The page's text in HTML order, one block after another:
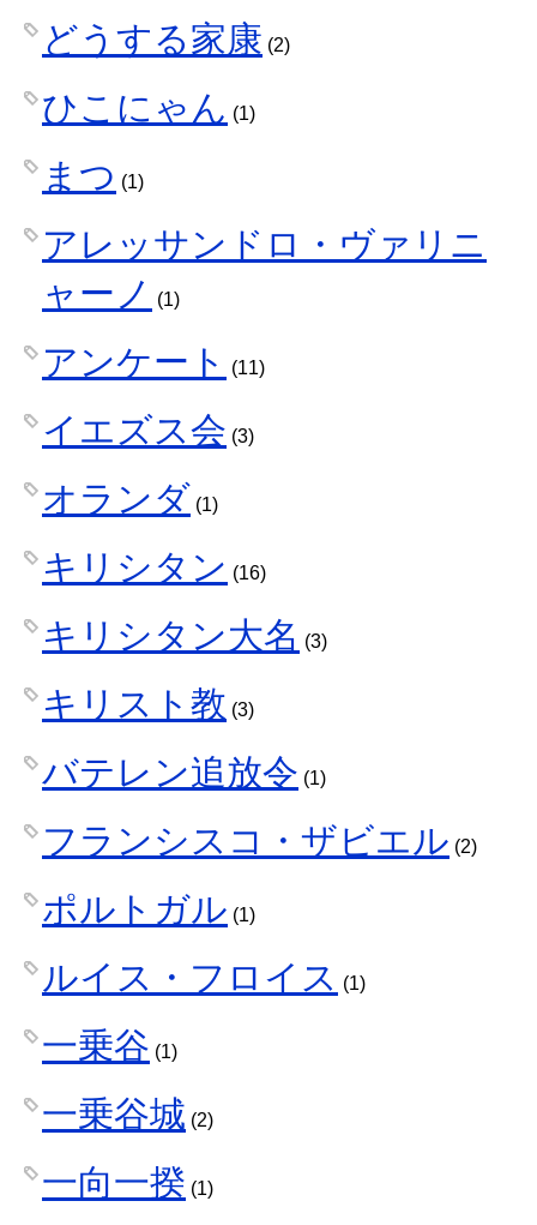
どうする家康 (2)
ひこにゃん (1)
まつ (1)
アレッサンドロ・ヴァリニ
ャーノ
(1)
アンケート (11)
イエズス会 (3)
オランダ (1)
キリシタン (16)
キリシタン大名 (3)
キリスト教 (3)
バテレン追放令 (1)
フランシスコ・ザビエル (2)
ポルトガル (1)
ルイス・フロイス (1)
一乗谷 (1)
一乗谷城 (2)
一向一揆 (1)